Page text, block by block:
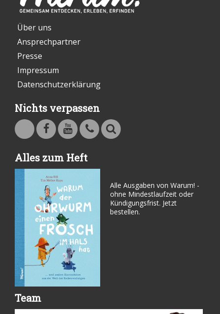
Über uns
Ansprechpartner
Presse
Impressum
Datenschutzerklärung
Nichts verpassen
Alles zum Heft
Alle Ausgaben von Warum! -
ohne Mindestlaufzeit oder
Kündigungsfrist. Jetzt
bestellen.
Team